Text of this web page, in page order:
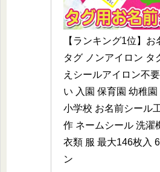
【ランキング1位】
タグ ノンアイロン タ
えシールアイロン不
い 入園 保育園 幼稚
小学校 お名前シール
作 ネームシール 洗濯
衣類 服 最大146枚入
ン